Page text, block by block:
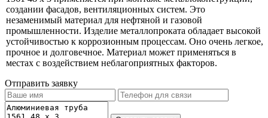
создании фасадов, вентиляционных систем. Это
незаменимый материал для нефтяной и газовой
промышленности. Изделие металлопроката обладает высокой
устойчивостью к коррозионным процессам. Оно очень легкое,
прочное и долговечное. Материал может применяться в
местах с воздействием неблагоприятных факторов.
Отправить заявку